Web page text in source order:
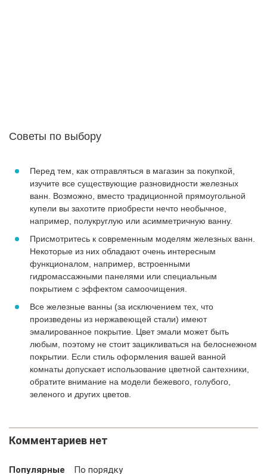
Советы по выбору
Перед тем, как отправляться в магазин за покупкой,
изучите все существующие разновидности железных
ванн. Возможно, вместо традиционной прямоугольной
купели вы захотите приобрести нечто необычное,
например, полукруглую или асимметричную ванну.
Присмотритесь к современным моделям железных ванн.
Некоторые из них обладают очень интересным
функционалом, например, встроенными
гидромассажными панелями или специальным
покрытием с эффектом самоочищения.
Все железные ванны (за исключением тех, что
произведены из нержавеющей стали) имеют
эмалированное покрытие. Цвет эмали может быть
любым, поэтому не стоит зацикливаться на белоснежном
покрытии. Если стиль оформления вашей ванной
комнаты допускает использование цветной сантехники,
обратите внимание на модели бежевого, голубого,
зеленого и других цветов.
Комментариев нет
Популярные По порядку